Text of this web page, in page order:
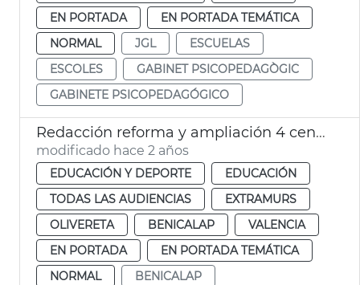
EN PORTADA
EN PORTADA TEMÁTICA
NORMAL
JGL
ESCUELAS
ESCOLES
GABINET PSICOPEDAGÒGIC
GABINETE PSICOPEDAGÓGICO
Redacción reforma y ampliación 4 centros escolares
modificado hace 2 años
EDUCACIÓN Y DEPORTE
EDUCACIÓN
TODAS LAS AUDIENCIAS
EXTRAMURS
OLIVERETA
BENICALAP
VALENCIA
EN PORTADA
EN PORTADA TEMÁTICA
NORMAL
BENICALAP